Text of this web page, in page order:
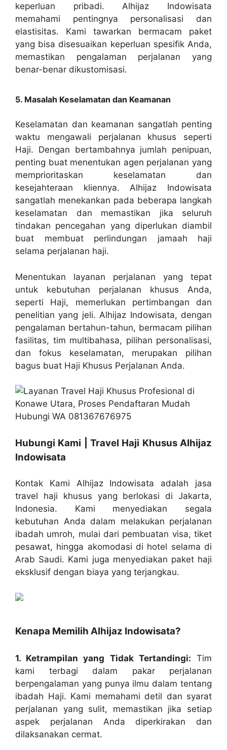
keperluan pribadi. Alhijaz Indowisata
memahami pentingnya personalisasi dan
elastisitas. Kami tawarkan bermacam paket
yang bisa disesuaikan keperluan spesifik Anda,
memastikan pengalaman perjalanan yang
benar-benar dikustomisasi.
5. Masalah Keselamatan dan Keamanan
Keselamatan dan keamanan sangatlah penting
waktu mengawali perjalanan khusus seperti
Haji. Dengan bertambahnya jumlah penipuan,
penting buat menentukan agen perjalanan yang
memprioritaskan keselamatan dan
kesejahteraan kliennya. Alhijaz Indowisata
sangatlah menekankan pada beberapa langkah
keselamatan dan memastikan jika seluruh
tindakan pencegahan yang diperlukan diambil
buat membuat perlindungan jamaah haji
selama perjalanan haji.
Menentukan layanan perjalanan yang tepat
untuk kebutuhan perjalanan khusus Anda,
seperti Haji, memerlukan pertimbangan dan
penelitian yang jeli. Alhijaz Indowisata, dengan
pengalaman bertahun-tahun, bermacam pilihan
fasilitas, tim multibahasa, pilihan personalisasi,
dan fokus keselamatan, merupakan pilihan
bagus buat Haji Khusus Perjalanan Anda.
Hubungi Kami | Travel Haji Khusus Alhijaz
Indowisata
Kontak Kami Alhijaz Indowisata adalah jasa
travel haji khusus yang berlokasi di Jakarta,
Indonesia. Kami menyediakan segala
kebutuhan Anda dalam melakukan perjalanan
ibadah umroh, mulai dari pembuatan visa, tiket
pesawat, hingga akomodasi di hotel selama di
Arab Saudi. Kami juga menyediakan paket haji
eksklusif dengan biaya yang terjangkau.
Kenapa Memilih Alhijaz Indowisata?
1. Ketrampilan yang Tidak Tertandingi: Tim
kami terbagi dalam pakar perjalanan
berpengalaman yang punya ilmu dalam tentang
ibadah Haji. Kami memahami detil dan syarat
perjalanan yang sulit, memastikan jika setiap
aspek perjalanan Anda diperkirakan dan
dilaksanakan cermat.